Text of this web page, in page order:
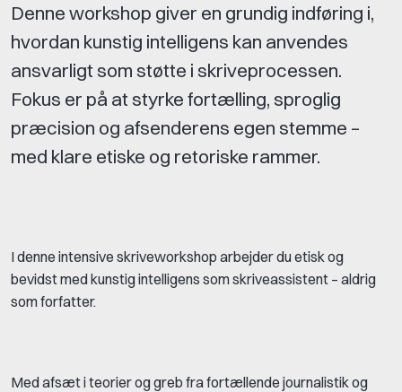
Denne workshop giver en grundig indføring i,
hvordan kunstig intelligens kan anvendes
ansvarligt som støtte i skriveprocessen.
Fokus er på at styrke fortælling, sproglig
præcision og afsenderens egen stemme –
med klare etiske og retoriske rammer.
I denne intensive skriveworkshop arbejder du etisk og
bevidst med kunstig intelligens som skriveassistent – aldrig
som forfatter.
Med afsæt i teorier og greb fra fortællende journalistik og